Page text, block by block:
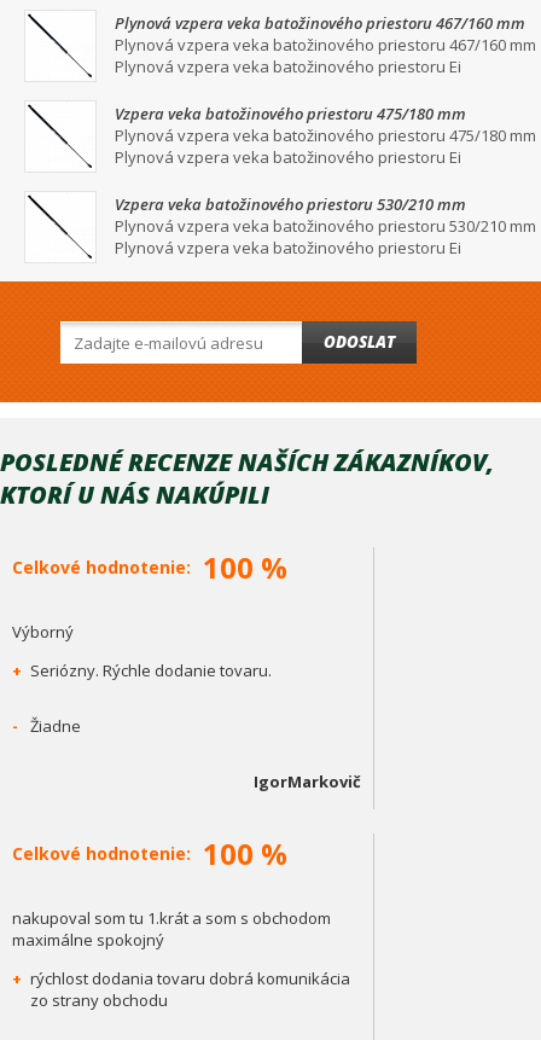
Plynová vzpera veka batožinového priestoru 467/160 mm
Plynová vzpera veka batožinového priestoru 467/160 mm
Plynová vzpera veka batožinového priestoru Ei
Vzpera veka batožinového priestoru 475/180 mm
Plynová vzpera veka batožinového priestoru 475/180 mm
Plynová vzpera veka batožinového priestoru Ei
Vzpera veka batožinového priestoru 530/210 mm
Plynová vzpera veka batožinového priestoru 530/210 mm
Plynová vzpera veka batožinového priestoru Ei
ODOSLAT
POSLEDNÉ RECENZE NAŠÍCH ZÁKAZNÍKOV,
KTORÍ U NÁS NAKÚPILI
Celkové hodnotenie: 100 %
Výborný
+ Seriózny. Rýchle dodanie tovaru.
- Žiadne
IgorMarkovič
Celkové hodnotenie: 100 %
nakupoval som tu 1.krát a som s obchodom
maximálne spokojný
+ rýchlost dodania tovaru dobrá komunikácia
zo strany obchodu